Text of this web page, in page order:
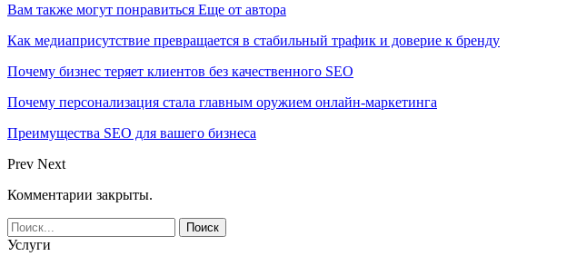
Вам также могут понравиться Еще от автора
Как медиаприсутствие превращается в стабильный трафик и доверие к бренду
Почему бизнес теряет клиентов без качественного SEO
Почему персонализация стала главным оружием онлайн-маркетинга
Преимущества SEO для вашего бизнеса
Prev Next
Комментарии закрыты.
Услуги